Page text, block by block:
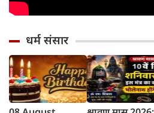
धर्म संसार